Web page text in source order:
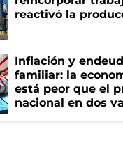
reactivó la
Inflación y
familiar: la
está peor que el
nacional en dos